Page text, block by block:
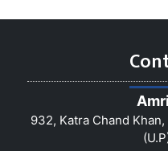
932, Katra Chand